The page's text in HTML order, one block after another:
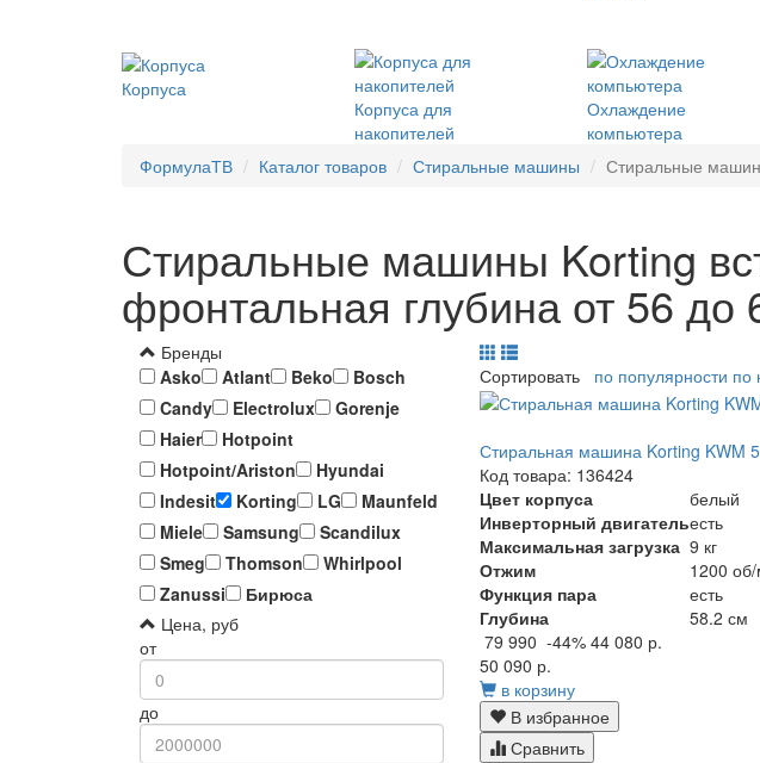
Корпуса
Корпуса для
накопителей
Охлаждение
компьютера
ФормулаТВ Каталог товаров Стиральные машины Стиральные
Стиральные машины Korting
фронтальная глубина от 56 до
Бренды
Asko
Atlant Beko
Bosch
Candy
Electrolux
Gorenje
Haier
Hotpoint
Hotpoint/Ariston
Hyundai
Indesit
Korting LG
Maunfeld
Miele
Samsung
Scandilux
Smeg
Thomson
Whirlpool
Zanussi
Бирюса
Цена, руб
от
до
Сортировать по популярности по
Стиральная машина Korting KWM
Код товара: 136424
Цвет корпуса
белый
Инверторный двигательесть
Максимальная загрузка 9 кг
Отжим
1200
Функция пара
есть
Глубина
58.2 см
79 990 -44% 44 080 р.
50 090 р.
в корзину
В избранное
Сравнить